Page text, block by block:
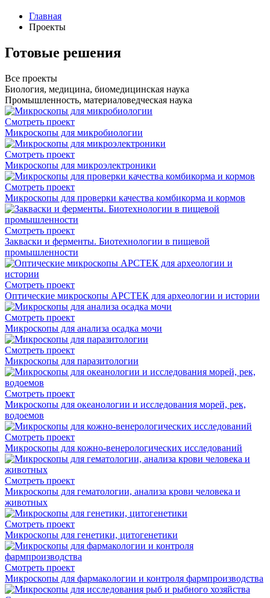
Главная
Проекты
Готовые решения
Все проекты
Биология, медицина, биомедицинская наука
Промышленность, материаловедческая наука
Смотреть проект
Микроскопы для микробиологии
Смотреть проект
Микроскопы для микроэлектроники
Смотреть проект
Микроскопы для проверки качества комбикорма и кормов
Смотреть проект
Закваски и ферменты. Биотехнологии в пищевой
промышленности
Смотреть проект
Оптические микроскопы АРСТЕК для археологии и истории
Смотреть проект
Микроскопы для анализа осадка мочи
Смотреть проект
Микроскопы для паразитологии
Смотреть проект
Микроскопы для океанологии и исследования морей, рек,
водоемов
Смотреть проект
Микроскопы для кожно-венерологических исследований
Смотреть проект
Микроскопы для гематологии, анализа крови человека и
животных
Смотреть проект
Микроскопы для генетики, цитогенетики
Смотреть проект
Микроскопы для фармакологии и контроля фармпроизводства